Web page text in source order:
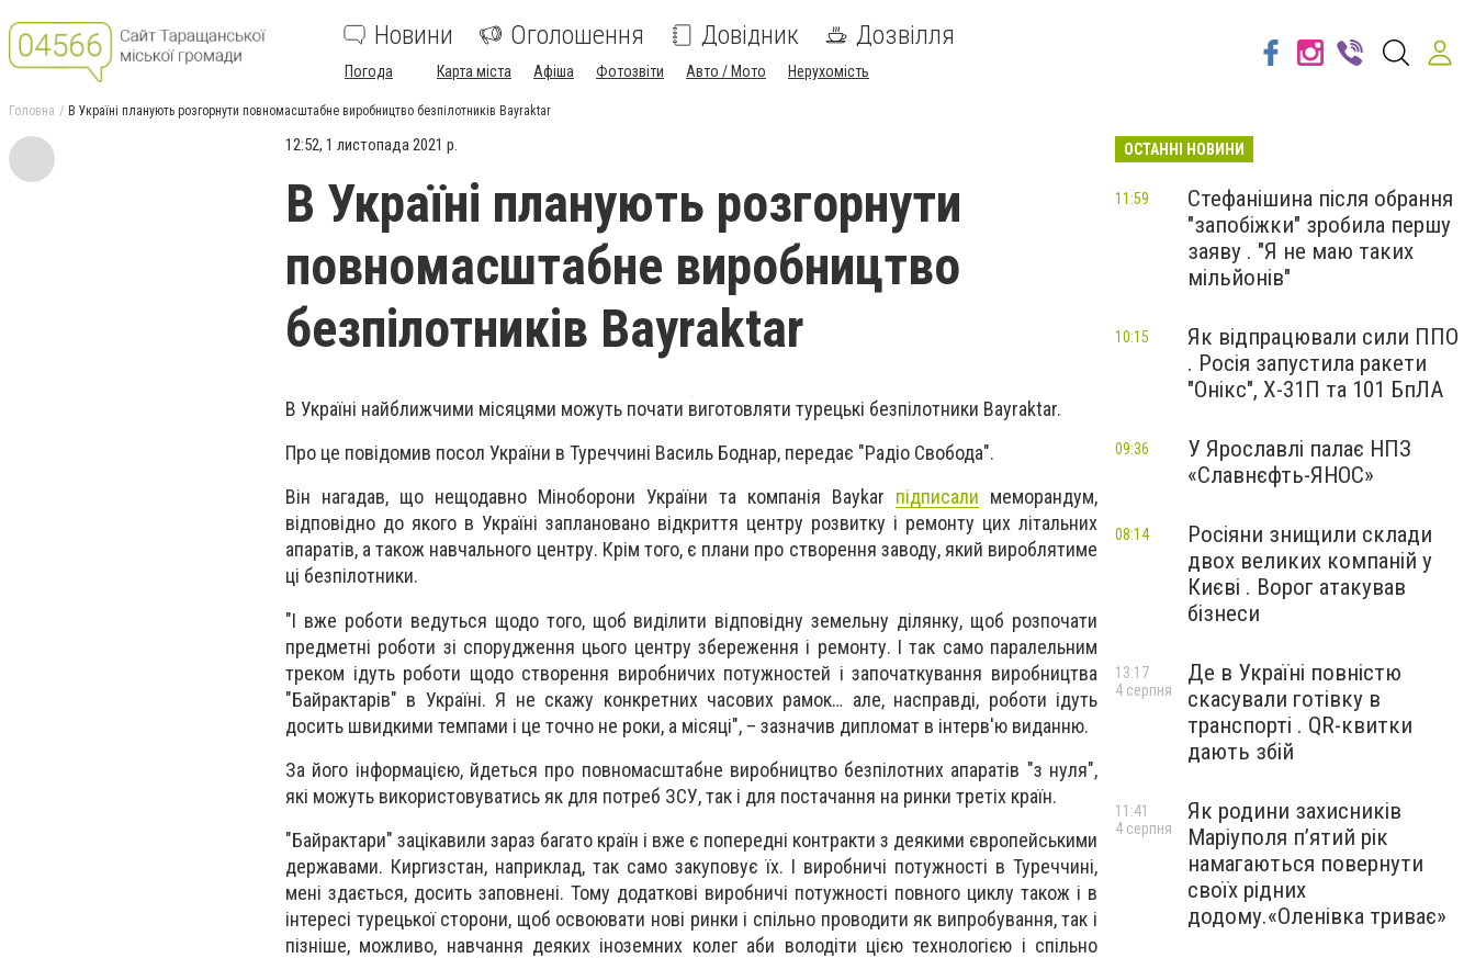
Новини Оголошення Довідник Дозвілля
Погода Карта міста Афіша Фотозвіти Авто / Мото Нерухомість
Головна В Україні планують розгорнути повномасштабне виробництво безпілотників Bayraktar
12:52, 1 листопада 2021 р.
В Україні планують розгорнути
повномасштабне виробництво
безпілотників Bayraktar
В Україні найближчими місяцями можуть почати виготовляти турецькі безпілотники Bayraktar.
Про це повідомив посол України в Туреччині Василь Боднар, передає "Радіо Свобода".
Він нагадав, що нещодавно Міноборони України та компанія Baykar підписали меморандум,
відповідно до якого в Україні заплановано відкриття центру розвитку і ремонту цих літальних
апаратів, а також навчального центру. Крім того, є плани про створення заводу, який вироблятиме
ці безпілотники.
"І вже роботи ведуться щодо того, щоб виділити відповідну земельну ділянку, щоб розпочати
предметні роботи зі спорудження цього центру збереження і ремонту. І так само паралельним
треком ідуть роботи щодо створення виробничих потужностей і започаткування виробництва
"Байрактарів" в Україні. Я не скажу конкретних часових рамок… але, насправді, роботи ідуть
досить швидкими темпами і це точно не роки, а місяці", – зазначив дипломат в інтерв'ю виданню.
За його інформацією, йдеться про повномасштабне виробництво безпілотних апаратів "з нуля",
які можуть використовуватись як для потреб ЗСУ, так і для постачання на ринки третіх країн.
"Байрактари" зацікавили зараз багато країн і вже є попередні контракти з деякими європейськими
державами. Киргизстан, наприклад, так само закуповує їх. І виробничі потужності в Туреччині,
мені здається, досить заповнені. Тому додаткові виробничі потужності повного циклу також і в
інтересі турецької сторони, щоб освоювати нові ринки і спільно проводити як випробування, так і
пізніше, можливо, навчання деяких іноземних колег аби володіти цією технологією і спільно
ОСТАННІ НОВИНИ
Стефанішина після обрання
"запобіжки" зробила першу
заяву . "Я не маю таких
мільйонів"
11:59
Як відпрацювали сили ППО
. Росія запустила ракети
"Онікс", Х-31П та 101 БпЛА
10:15
У Ярославлі палає НПЗ
«Славнєфть-ЯНОС»
09:36
Росіяни знищили склади
двох великих компаній у
Києві . Ворог атакував
бізнеси
08:14
Де в Україні повністю
скасували готівку в
транспорті . QR-квитки
дають збій
13:17
4 серпня
Як родини захисників
Маріуполя пʼятий рік
намагаються повернути
своїх рідних
додому.«Оленівка триває»
11:41
4 серпня